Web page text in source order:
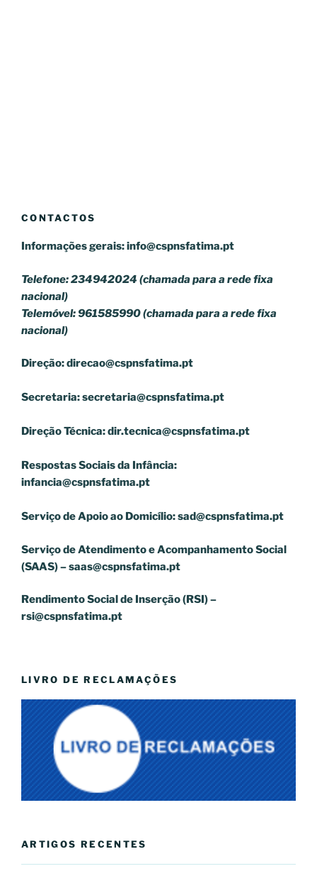
CONTACTOS
Informações gerais:info@cspnsfatima.pt
Telefone: 234942024 (chamada para a rede fixa
nacional)
Telemóvel: 961585990 (chamada para a rede fixa
nacional)
Direção:direcao@cspnsfatima.pt
Secretaria:secretaria@cspnsfatima.pt
Direção Técnica:dir.tecnica@cspnsfatima.pt
Respostas Sociais da Infância:
infancia@cspnsfatima.pt
Serviço de Apoio ao Domicílio:sad@cspnsfatima.pt
Serviço de Atendimento e Acompanhamento Social
(SAAS) –saas@cspnsfatima.pt
Rendimento Social de Inserção (RSI) –
rsi@cspnsfatima.pt
LIVRO DE RECLAMAÇÕES
ARTIGOS RECENTES